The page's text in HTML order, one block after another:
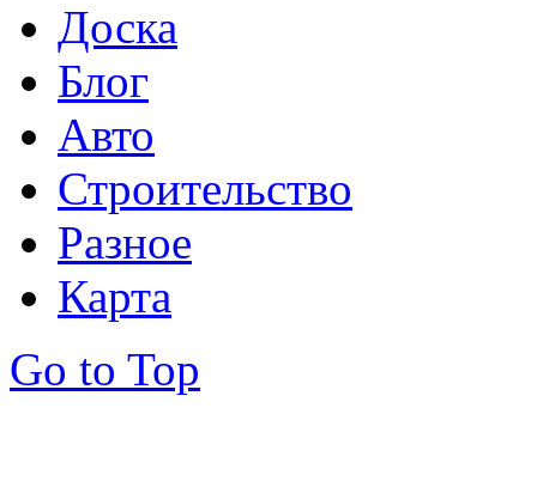
Доска
Блог
Авто
Строительство
Разное
Карта
Go to Top